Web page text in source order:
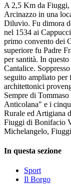
A 2,5 Km da Fiuggi,
Arcinazzo in una
Diluvio. Fu dimora
nel 1534 ai
primo convento dei
superiore fu Padre
per santità. In
Cantalice.
seguito ampliato
architettonici
Sempre di
Anticolana" e i
Rurale ed Artigiana
Fiuggi di Bonifacio
Michelangelo,
In questa sezione
Sport
Il Borgo